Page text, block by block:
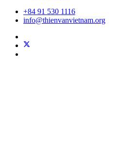
+84 91 530 1116
info@thienvanvietnam.org